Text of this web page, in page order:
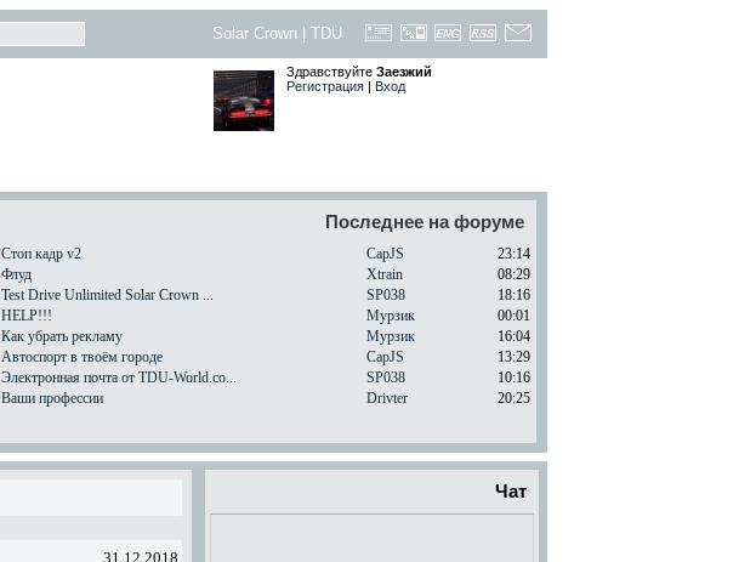
Solar Crown TDU
Здравствуйте Заезжий
Регистрация | Вход
Последнее на форуме
Стоп кадр v2 CapJS
23:14
Флуд
Xtrain
08:29
Test Drive Unlimited Solar Crown ...
SP038
18:16
HELP!!!
Мурзик
00:01
Как убрать рекламу
Мурзик
16:04
Автоспорт в твоём городе
CapJS
13:29
Электронная почта от TDU-World.co...
SP038
10:16
Ваши профессии
Drivter 20:25
31.12.2018
Чат